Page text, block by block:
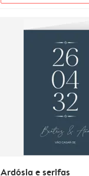
Ardósia e serifas